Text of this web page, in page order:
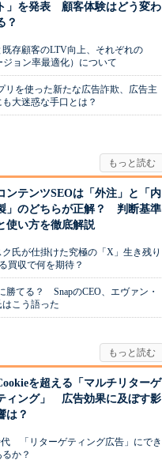
ト」を発表 顧客体験はどう変わ
？
存顧客のLTV向上、それぞれの
ジョン率最適化）について
リを使った新たな広告詐欺、広告主
大迷惑な手口とは？
ンテンツSEOは「外注」と「内
」のどちらが正解？ 判断基準
使い方を徹底解説
氏が仕掛けた究極の「X」生き残り
収で何を期待？
勝てる？ SnapのCEO、エヴァン・
こう語った
を超える「マルチリターゲ
ィング」 広告効果に及ぼす影
は？
代 「リターゲティング広告」にでき
か？